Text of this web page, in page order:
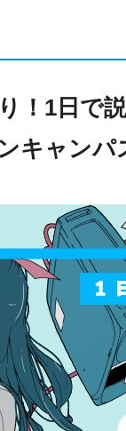
！1日で
キャンパ